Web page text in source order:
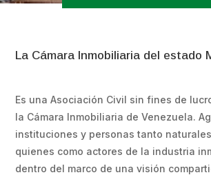
La Cámara Inmobiliaria del estado
Es una Asociación Civil sin fines de
la Cámara Inmobiliaria de Venezuela.
instituciones y personas tanto
quienes como actores de la industria
dentro del marco de una visión